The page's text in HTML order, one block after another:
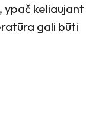
keliaujant
gali būti